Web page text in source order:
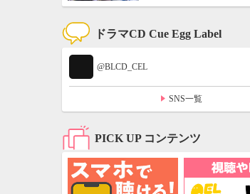
ドラマCD Cue Egg Label
@BLCD_CEL
SNS一覧
PICK UP コンテンツ